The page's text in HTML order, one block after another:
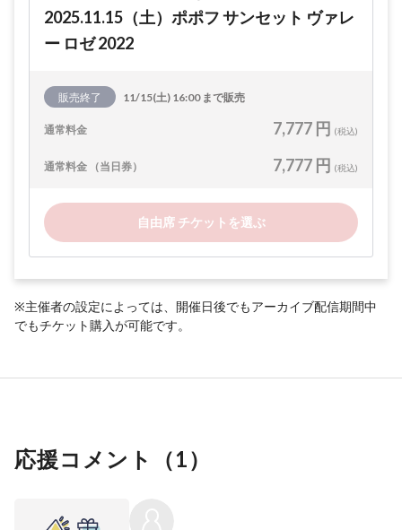
2025.11.15（土）ポポフ サンセット ヴァレ
ー ロゼ 2022
販売終了 11/15(土) 16:00 まで販売
通常料金 7,777 円 (税込)
通常料金 （当日券） 7,777 円 (税込)
自由席 チケットを選ぶ
※主催者の設定によっては、開催日後でもアーカイブ配信期間中
でもチケット購入が可能です。
応援コメント（1）